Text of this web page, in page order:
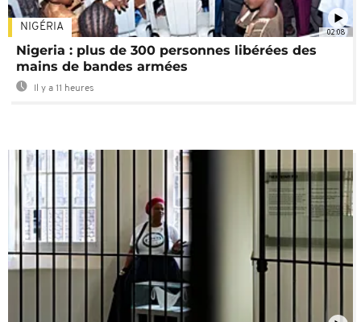
02:08
NIGÉRIA
Nigeria : plus de 300 personnes libérées des
mains de bandes armées
Il y a 11 heures